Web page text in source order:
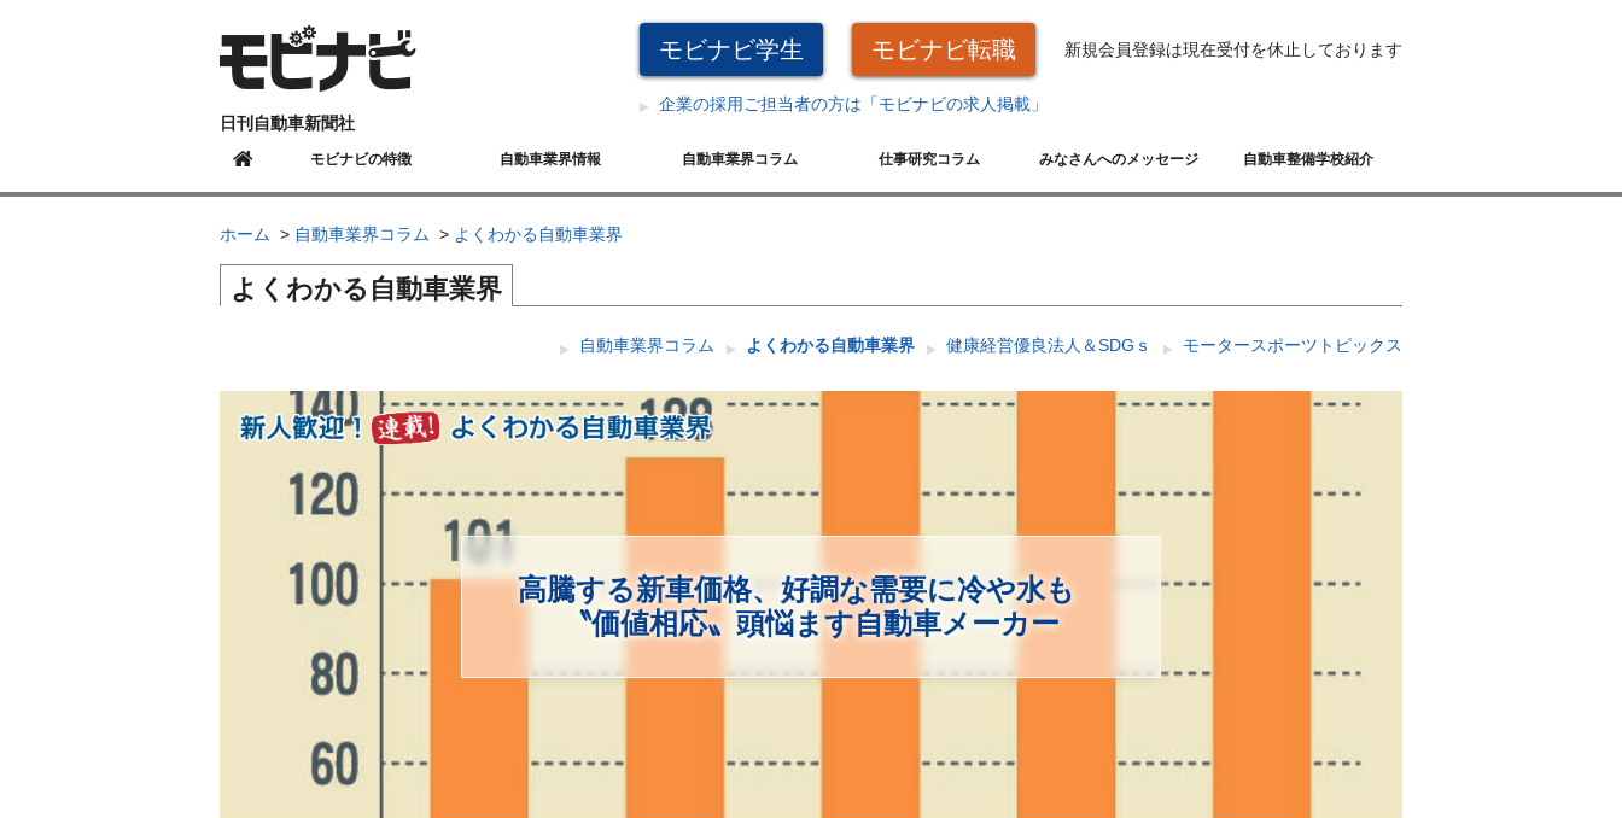
日刊自動車新聞社
モビナビ学生 モビナビ転職 新規会員登録は現在受付を休止しております
企業の採用ご担当者の方は「モビナビの求人掲載」
モビナビの特徴 自動車業界情報 自動車業界コラム 仕事研究コラム みなさんへのメッセージ 自動車整備学校紹介
ホーム 自動車業界コラム よくわかる自動車業界
よくわかる自動車業界
自動車業界コラム よくわかる自動車業界 健康経営優良法人＆SDGｓ モータースポーツトピックス
高騰する新車価格、好調な需要に冷や水も
〝価値相応〟頭悩ます自動車メーカー